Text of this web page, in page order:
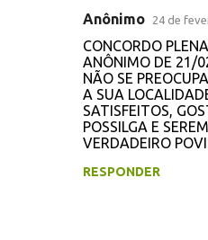
Anônimo 24 de
CONCORDO
ANÔNIMO DE 21/
NÃO SE
A SUA
SATISFEITOS,
POSSILGA E
VERDADEIRO
RESPONDER